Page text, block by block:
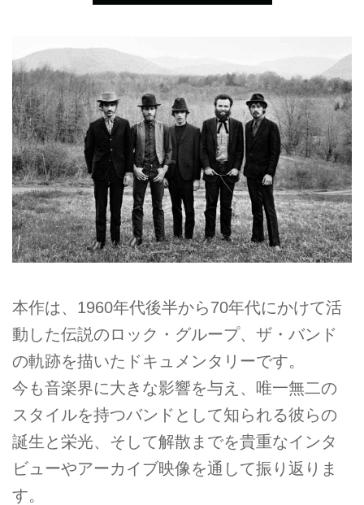
本作は、1960年代後半から70年代にかけて活
動した伝説のロック・グループ、ザ・バンド
の軌跡を描いたドキュメンタリーです。
今も音楽界に大きな影響を与え、唯一無二の
スタイルを持つバンドとして知られる彼らの
誕生と栄光、そして解散までを貴重なインタ
ビューやアーカイブ映像を通して振り返りま
す。